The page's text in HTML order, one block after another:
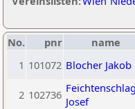
No. pnr name
1 101072 Blocher Jakob
2 102736 Josef